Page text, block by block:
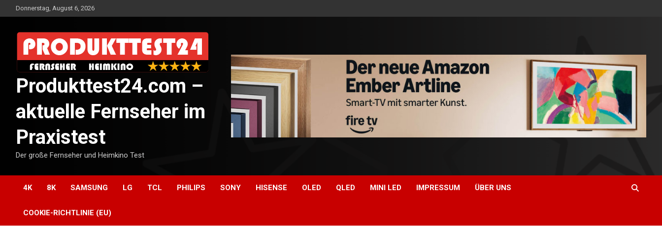
to
Donnerstag, August 6, 2026
Produkttest24.com –
aktuelle Fernseher im
Praxistest
Der große Fernseher und Heimkino Test
4K 8K SAMSUNG LG TCL PHILIPS SONY HISENSE OLED QLED MINI LED IMPRESSUM ÜBER UNS
COOKIE-RICHTLINIE (EU)